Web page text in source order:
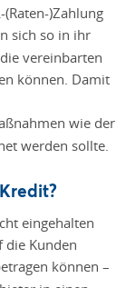
)Zahlung
sich so in ihr
vereinbarten
können. Damit
wie der
werden sollte.
eingehalten
Kunden
können –